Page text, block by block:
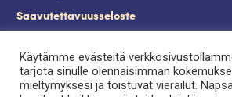
Saavutettavuusseloste
Palveluntuottajan kirjautuminen.
Käytämme evästeitä
tarjota sinulle olennaisimman
mieltymyksesi ja toistuvat vierailut.